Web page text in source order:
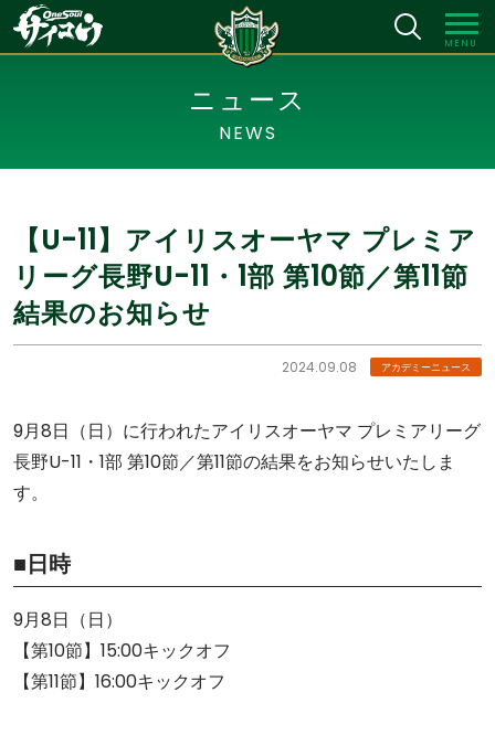
MENU
ニュース
NEWS
【U-11】アイリスオーヤマ プレミア
リーグ長野U-11・1部 第10節／第11節
結果のお知らせ
2024.09.08 アカデミーニュース
9月8日（日）に行われたアイリスオーヤマ プレミアリーグ
長野U-11・1部 第10節／第11節の結果をお知らせいたしま
す。
■日時
9月8日（日）
【第10節】15:00キックオフ
【第11節】16:00キックオフ